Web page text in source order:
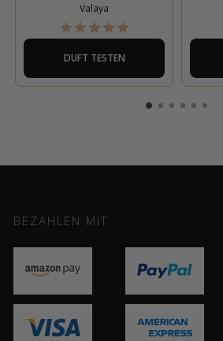
Valaya
DUFT TESTEN
BEZAHLEN MIT